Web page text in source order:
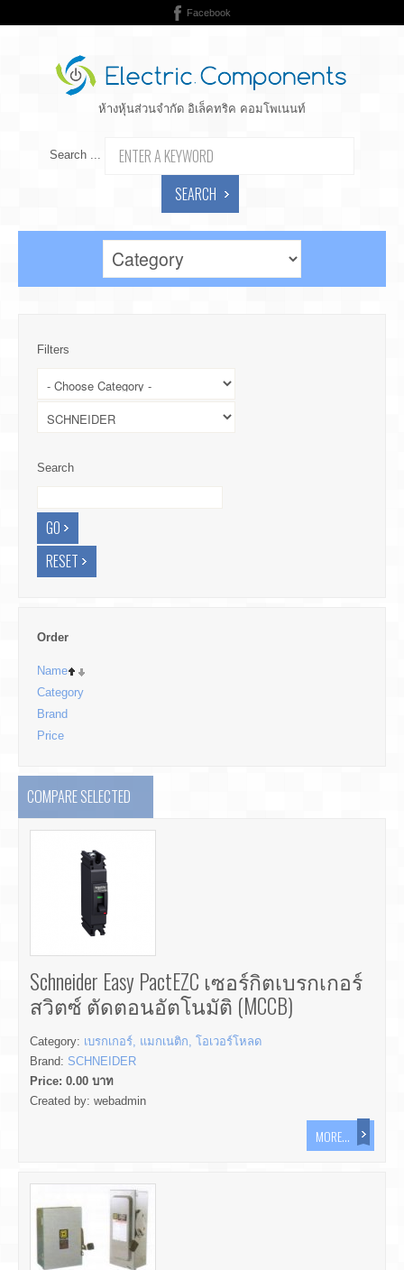
Facebook
ห้างหุ้นส่วนจำกัด อิเล็คทริค คอมโพเนนท์
Search ...
SEARCH
Filters
Search
Order
Name
Category
Brand
Price
COMPARE SELECTED
Schneider Easy PactEZC เซอร์กิตเบรกเกอร์
สวิตซ์ ตัดตอนอัตโนมัติ (MCCB)
Category: เบรกเกอร์, แมกเนติก, โอเวอร์โหลด
Brand: SCHNEIDER
Price: 0.00 บาท
Created by: webadmin
MORE...